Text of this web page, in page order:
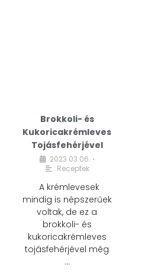
Brokkoli- és
Kukoricakrémleves
Tojásfehérjével
2023.03.06. •
Receptek
A krémlevesek
mindig is népszerűek
voltak, de ez a
brokkoli- és
kukoricakrémleves
tojásfehérjével még
…